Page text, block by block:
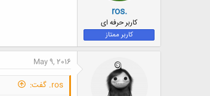
ros.
کاربر حرفه ای
کاربر ممتاز
May 9, 2016
ros. گفت: